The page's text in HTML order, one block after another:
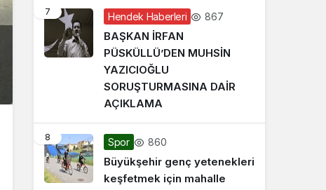
7 Hendek Haberleri 867
BAŞKAN İRFAN
PÜSKÜLLÜ’DEN MUHSİN
YAZICIOĞLU
SORUŞTURMASINA DAİR
AÇIKLAMA
8 Spor 860
Büyükşehir genç yetenekleri
keşfetmek için mahalle